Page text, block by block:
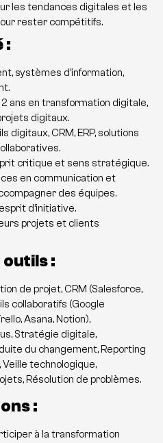
les tendances digitales et les
rester compétitifs.
:
systèmes d’information,
2 ans en transformation digitale,
digitaux.
digitaux, CRM, ERP, solutions
critique et sens stratégique.
en communication et
des équipes.
d’initiative.
projets et clients
:
de projet, CRM (Salesforce,
collaboratifs (Google
Asana, Notion),
Stratégie digitale,
du changement, Reporting
Veille technologique,
Résolution de problèmes.
:
à la transformation